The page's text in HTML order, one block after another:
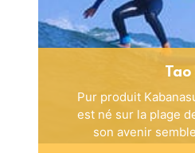
Tao
Pur produit
est né sur la plage
son avenir